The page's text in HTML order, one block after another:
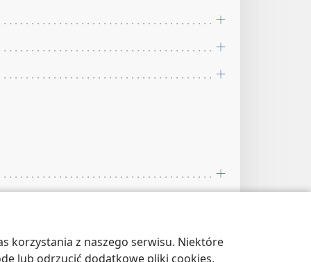
korzystania z naszego serwisu. Niektóre
lub odrzucić dodatkowe pliki cookies,